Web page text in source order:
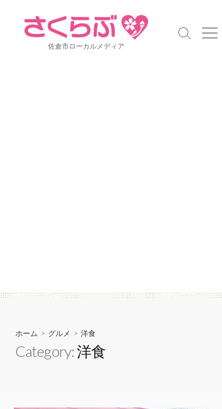
佐倉市ローカルメディア
検
メ
ホーム > グルメ > 洋食
Category:洋食